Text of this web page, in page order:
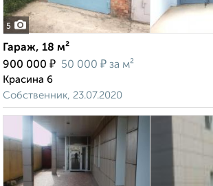
5
Гараж, 18 м²
900 000 ₽ 50 000 ₽ за м²
Красина 6
Собственник, 23.07.2020